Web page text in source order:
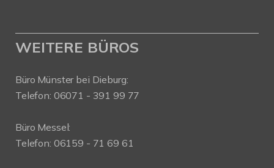
WEITERE BÜROS
Büro Münster bei Dieburg:
Telefon: 06071 - 391 99 77
Büro Messel:
Telefon: 06159 - 71 69 61